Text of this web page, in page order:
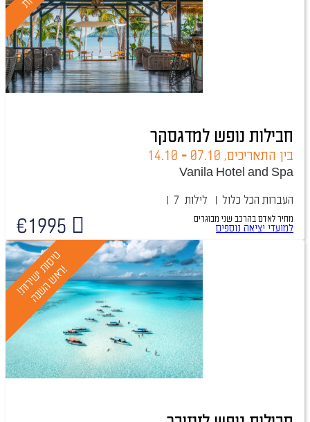
חבילות נופש למדגסקר
בין התאריכים, -
14.10
Vanila Hotel and Spa
7 לילות הכל כלול העברות
למועדי יציאה נוספים €1995 מחיר לאדם בהרכב שני מבוגרים
ט
י
ס
ו
ת
י
ש
י
ר
ו
ת
!
ר
א
ש
ה
ש
נ
ה!
באישור מיידי